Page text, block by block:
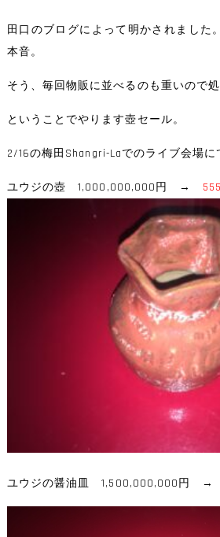
田口のブログによって明かされました
本音。
そう、毎回物販に並べるのも重いので処
ということでやります壺セール。
2/16の梅田Shangri-Laでのライブ会場に
ユウジの壺 1,000,000,000円 →
ユウジの醤油皿 1,500,000,000円 →